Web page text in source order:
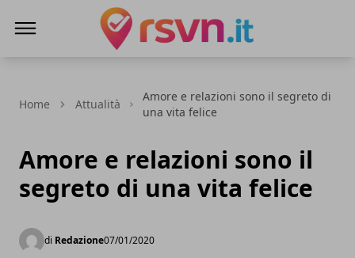
Home Attualità
Amore e relazioni sono il segreto di
una vita felice
Amore e relazioni sono il
segreto di una vita felice
di Redazione07/01/2020